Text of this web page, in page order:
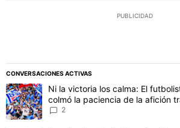
PUBLICIDAD
CONVERSACIONES ACTIVAS
Este listado muestra los artículos con más
Un artículo de tendencia con el título "Ni la
Ni la victoria los calma: El
colmó la paciencia de la afición
Philadelphia
2